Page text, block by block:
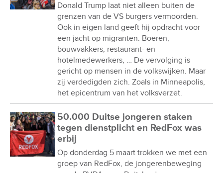
Donald Trump laat niet alleen buiten de
grenzen van de VS burgers vermoorden.
Ook in eigen land geeft hij opdracht voor
een jacht op migranten. Boeren,
bouwvakkers, restaurant- en
hotelmedewerkers, … De vervolging is
gericht op mensen in de volkswijken. Maar
zij verdedigden zich. Zoals in Minneapolis,
het epicentrum van het volksverzet.
50.000 Duitse jongeren staken
tegen dienstplicht en RedFox was
erbij
Op donderdag 5 maart trokken we met een
groep van RedFox, de jongerenbeweging